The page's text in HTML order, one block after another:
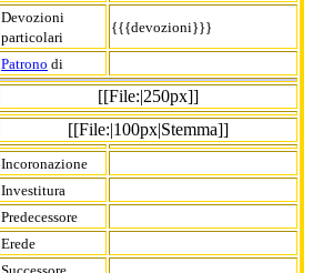
Devozioni
particolari
{{{devozioni}}}
Patrono di
[[File:|250px]]
[[File:|100px|Stemma]]
Incoronazione
Investitura
Predecessore
Erede